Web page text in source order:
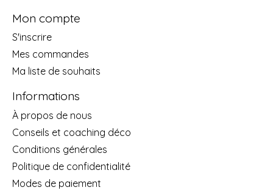
Mon compte
S'inscrire
Mes commandes
Ma liste de souhaits
Informations
À propos de nous
Conseils et coaching déco
Conditions générales
Politique de confidentialité
Modes de paiement